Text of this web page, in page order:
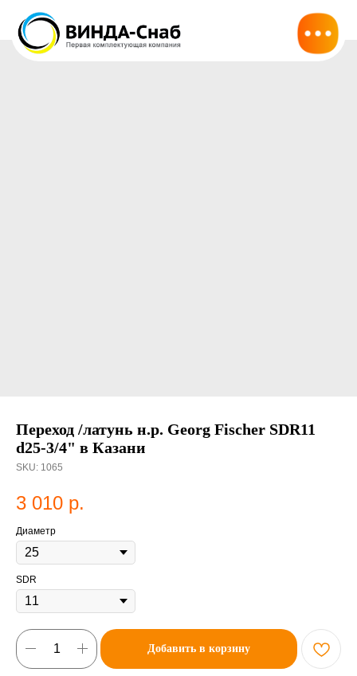
Переход /латунь н.р. Georg Fischer SDR11
d25-3/4" в Казани
SKU: 1065
3 010 р.
Диаметр
SDR
Добавить в корзину